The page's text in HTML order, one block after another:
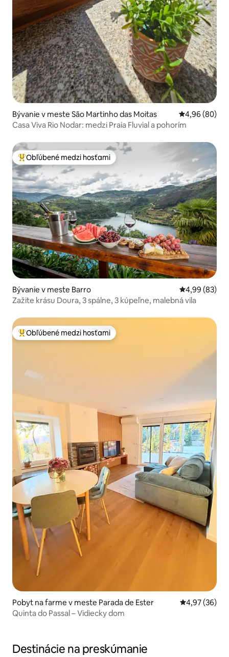
Bývanie v meste São Martinho das Moitas Priemerné
4,96 (80)
Casa Viva Rio Nodar: medzi Praia Fluvial a pohorím
Najobľúbenejšie medzi hosťami
Obľúbené medzi hosťami
Bývanie v meste Barro Priemerné
4,99 (83)
Zažite krásu Doura, 3 spálne, 3 kúpeľne, malebná vila
Najobľúbenejšie medzi hosťami
Obľúbené medzi hosťami
Pobyt na farme v meste Parada de Ester Priemerné
4,97 (36)
Quinta do Passal – Vidiecky dom
Destinácie na preskúmanie